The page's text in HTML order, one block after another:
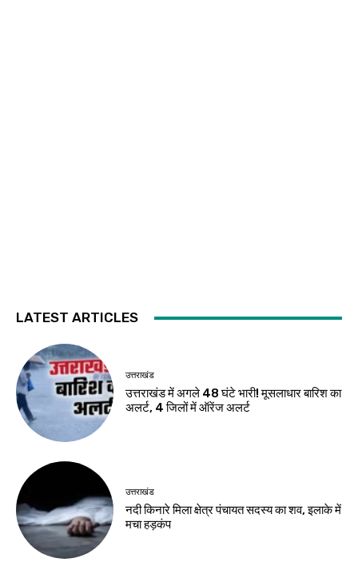
LATEST ARTICLES
उत्तराखंड
उत्तराखंड में अगले 48 घंटे भारी! मूसलाधार बारिश का
अलर्ट, 4 जिलों में ऑरेंज अलर्ट
उत्तराखंड
नदी किनारे मिला क्षेत्र पंचायत सदस्य का शव, इलाके में
मचा हड़कंप